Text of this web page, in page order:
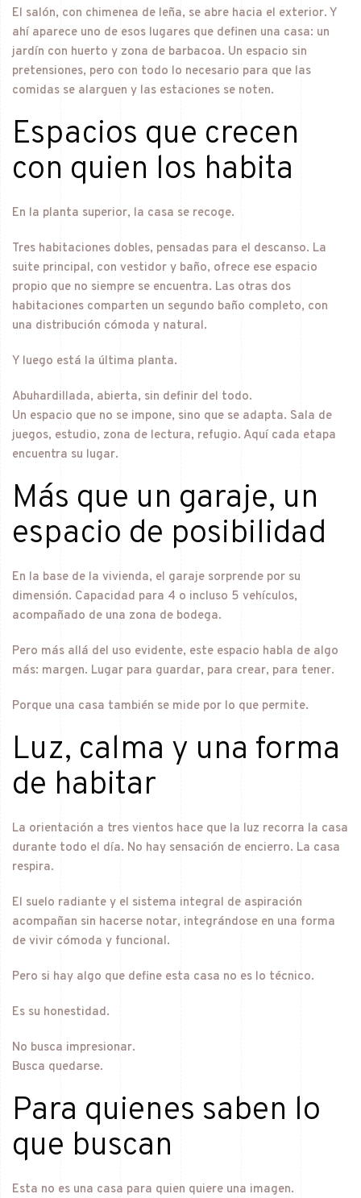
El salón, con chimenea de leña, se abre hacia el exterior. Y
ahí aparece uno de esos lugares que definen una casa: un
jardín con huerto y zona de barbacoa. Un espacio sin
pretensiones, pero con todo lo necesario para que las
comidas se alarguen y las estaciones se noten.
Espacios que crecen
con quien los habita
En la planta superior, la casa se recoge.
Tres habitaciones dobles, pensadas para el descanso. La
suite principal, con vestidor y baño, ofrece ese espacio
propio que no siempre se encuentra. Las otras dos
habitaciones comparten un segundo baño completo, con
una distribución cómoda y natural.
Y luego está la última planta.
Abuhardillada, abierta, sin definir del todo.
Un espacio que no se impone, sino que se adapta. Sala de
juegos, estudio, zona de lectura, refugio. Aquí cada etapa
encuentra su lugar.
Más que un garaje, un
espacio de posibilidad
En la base de la vivienda, el garaje sorprende por su
dimensión. Capacidad para 4 o incluso 5 vehículos,
acompañado de una zona de bodega.
Pero más allá del uso evidente, este espacio habla de algo
más: margen. Lugar para guardar, para crear, para tener.
Porque una casa también se mide por lo que permite.
Luz, calma y una forma
de habitar
La orientación a tres vientos hace que la luz recorra la casa
durante todo el día. No hay sensación de encierro. La casa
respira.
El suelo radiante y el sistema integral de aspiración
acompañan sin hacerse notar, integrándose en una forma
de vivir cómoda y funcional.
Pero si hay algo que define esta casa no es lo técnico.
Es su honestidad.
No busca impresionar.
Busca quedarse.
Para quienes saben lo
que buscan
Esta no es una casa para quien quiere una imagen.